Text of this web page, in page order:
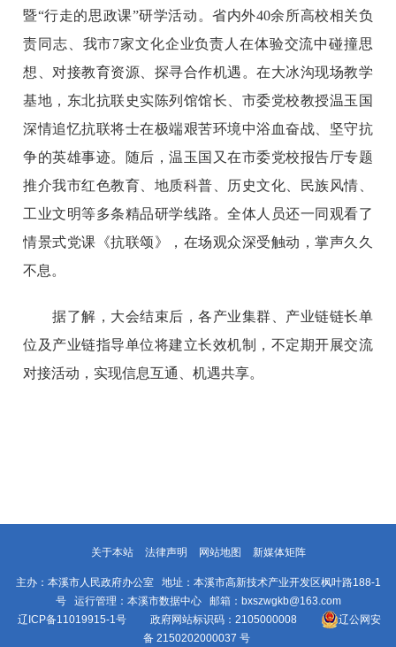
暨“行走的思政课”研学活动。省内外40余所高校相关负
责同志、我市7家文化企业负责人在体验交流中碰撞思
想、对接教育资源、探寻合作机遇。在大冰沟现场教学
基地，东北抗联史实陈列馆馆长、市委党校教授温玉国
深情追忆抗联将士在极端艰苦环境中浴血奋战、坚守抗
争的英雄事迹。随后，温玉国又在市委党校报告厅专题
推介我市红色教育、地质科普、历史文化、民族风情、
工业文明等多条精品研学线路。全体人员还一同观看了
情景式党课《抗联颂》，在场观众深受触动，掌声久久
不息。
据了解，大会结束后，各产业集群、产业链链长单
位及产业链指导单位将建立长效机制，不定期开展交流
对接活动，实现信息互通、机遇共享。
关于本站 法律声明 网站地图 新媒体矩阵
主办：本溪市人民政府办公室 地址：本溪市高新技术产业开发区枫叶路188-1
号 运行管理：本溪市数据中心 邮箱：bxszwgkb@163.com
辽ICP备11019915-1号 政府网站标识码：2105000008
辽公网安
备 2150202000037 号